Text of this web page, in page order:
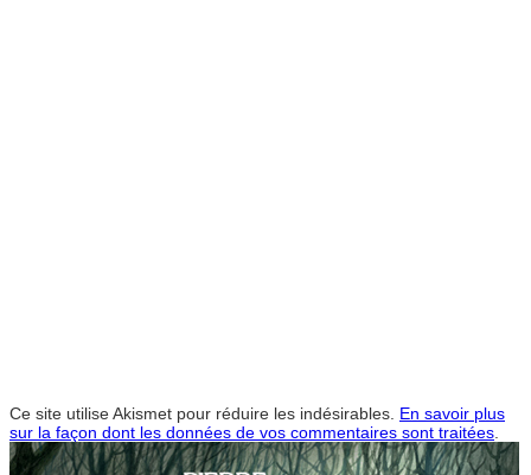
Ce site utilise Akismet pour réduire les indésirables. En savoir plus
sur la façon dont les données de vos commentaires sont traitées